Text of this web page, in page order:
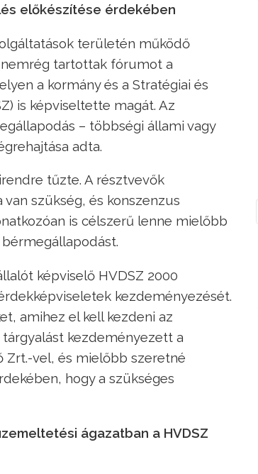
előkészítése érdekében
területén működő
tartottak fórumot a
a kormány és a Stratégiai és
is képviseltette magát. Az
– többségi állami vagy
adta.
tűzte. A résztvevők
szükség, és konszenzus
is célszerű lenne mielőbb
képviselő HVDSZ 2000
kezdeményezését.
amihez el kell kezdeni az
kezdeményezett a
Zrt.-vel, és mielőbb szeretné
hogy a szükséges
ágazatban a HVDSZ